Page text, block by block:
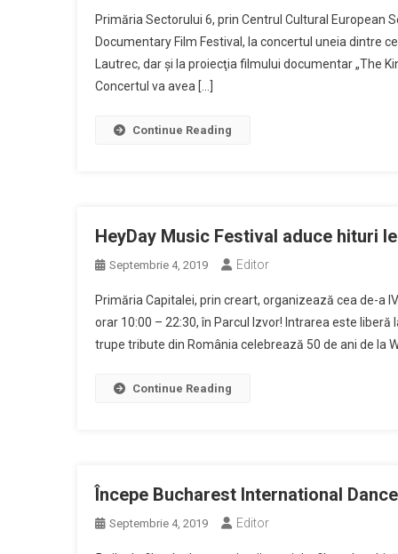
Primăria Sectorului 6, prin Centrul Cultural European
Documentary Film Festival, la concertul uneia dintre
Lautrec, dar şi la proiecţia filmului documentar „The
Concertul va avea […]
Continue Reading
HeyDay Music Festival aduce hituri
Septembrie 4, 2019 Editor
Primăria Capitalei, prin creart, organizează cea de-a
orar 10:00 – 22:30, în Parcul Izvor! Intrarea este
trupe tribute din România celebrează 50 de ani de la
Continue Reading
Începe Bucharest International
Septembrie 4, 2019 Editor